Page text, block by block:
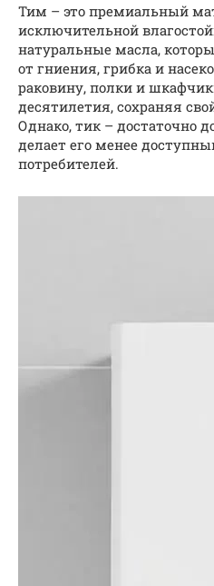
Тим – это премиальный
исключительной
натуральные масла,
от гниения, грибка и
раковину, полки и
десятилетия, сохраняя
Однако, тик – достаточно
делает его менее
потребителей.